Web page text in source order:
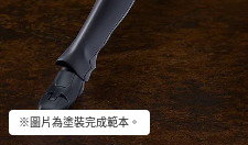
※圖片為塗裝完成範本。